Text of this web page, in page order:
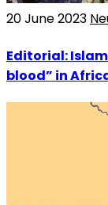
20 June 2023
Editorial:
blood” in